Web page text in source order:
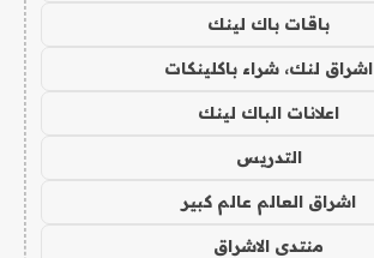
باقات باك لينك
اشراق لنك، شراء باكلينكات
اعلانات الباك لينك
التدريس
اشراق العالم عالم كبير
منتدى الاشراق